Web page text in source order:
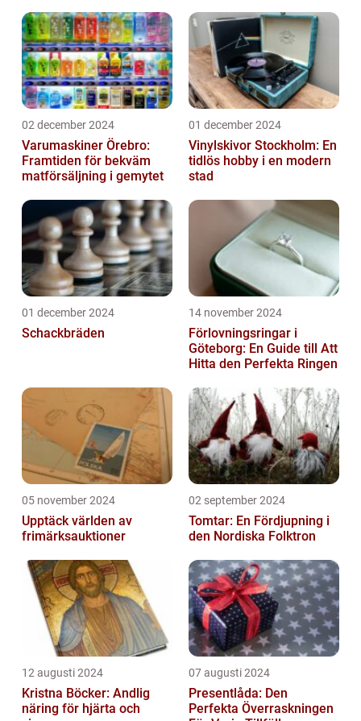
02 december 2024
Varumaskiner Örebro:
Framtiden för bekväm
matförsäljning i gemytet
01 december 2024
Vinylskivor Stockholm: En
tidlös hobby i en modern
stad
01 december 2024
Schackbräden
14 november 2024
Förlovningsringar i
Göteborg: En Guide till Att
Hitta den Perfekta Ringen
05 november 2024
Upptäck världen av
frimärksauktioner
02 september 2024
Tomtar: En Fördjupning i
den Nordiska Folktron
12 augusti 2024
Kristna Böcker: Andlig
näring för hjärta och
07 augusti 2024
Presentlåda: Den
Perfekta Överraskningen